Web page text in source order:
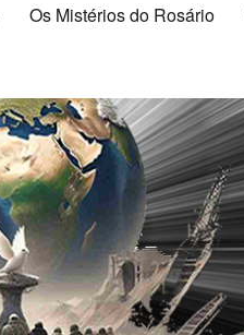
Os Mistérios do Rosário